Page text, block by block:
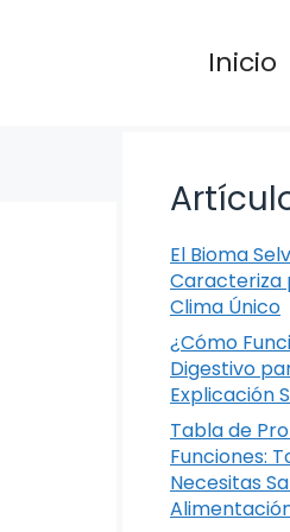
Inicio
El Bioma
Caracteriza
Clima Único
¿Cómo
Digestivo
Explicación
Tabla de
Funciones:
Necesitas